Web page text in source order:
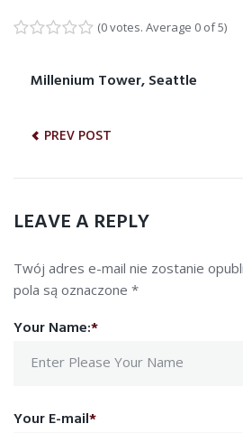
(0 votes. Average 0of 5)
NAWIGACJA
Millenium Tower, Seattle
PREV POST
Previous
LEAVE A REPLY
Twój adres e-mail nie zostanie
pola są oznaczone *
Your Name:*
Your E-mail*